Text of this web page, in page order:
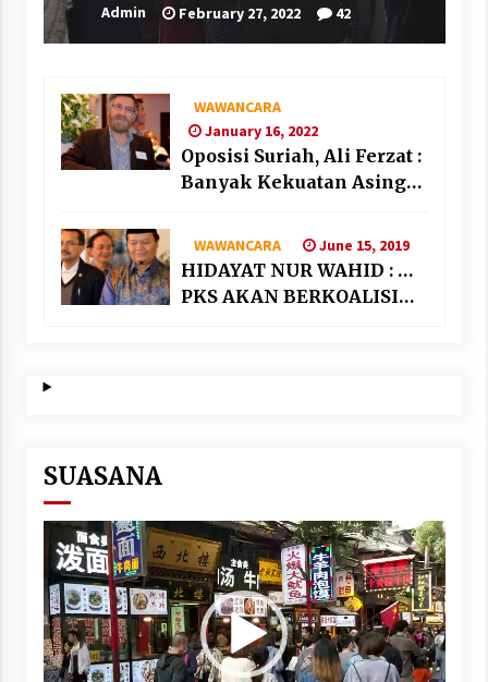
Admin February 27, 2022 42
WAWANCARA
January 16, 2022
Oposisi Suriah, Ali Ferzat :
Banyak Kekuatan Asing
WAWANCARA June 15, 2019
HIDAYAT NUR WAHID : …
PKS AKAN BERKOALISI
SUASANA
Video
Player